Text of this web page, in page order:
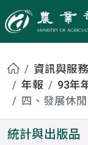
農業
首頁資訊與服務
年報
93年
四、發展休
統計與出版品